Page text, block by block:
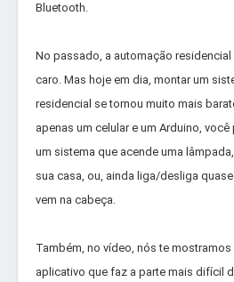
Bluetooth.
No passado, a automação
caro. Mas hoje em dia, montar um
residencial se tornou muito mais
apenas um celular e um Arduino,
um sistema que acende uma
sua casa, ou, ainda liga/desliga
vem na cabeça.
Também, no vídeo, nós te
aplicativo que faz a parte mais difícil